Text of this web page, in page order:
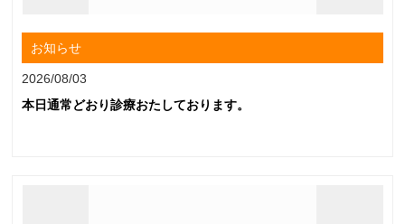
お知らせ
2026/08/03
本日通常どおり診療おたしております。